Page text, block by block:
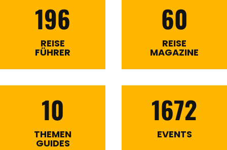
196
REISE
FÜHRER
60
REISE
MAGAZINE
10
THEMEN
GUIDES
1672
EVENTS